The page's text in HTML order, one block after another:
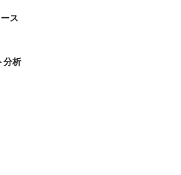
ス
分析